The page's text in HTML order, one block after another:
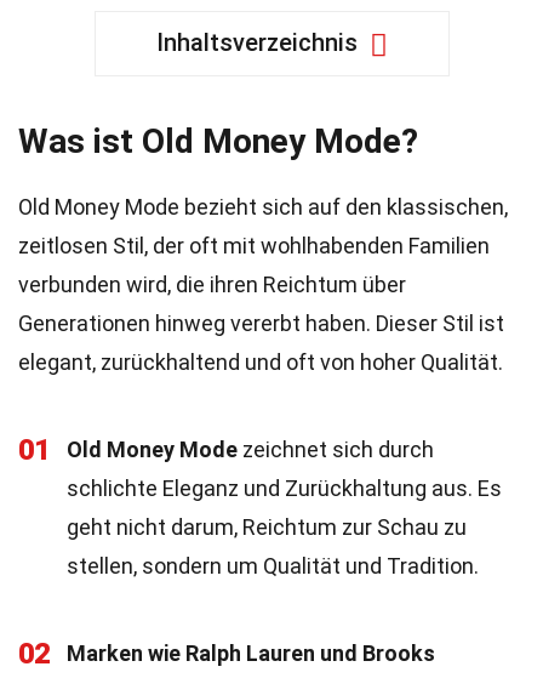
Inhaltsverzeichnis
Was ist Old Money Mode?
Old Money Mode bezieht sich auf den klassischen,
zeitlosen Stil, der oft mit wohlhabenden Familien
verbunden wird, die ihren Reichtum über
Generationen hinweg vererbt haben. Dieser Stil ist
elegant, zurückhaltend und oft von hoher Qualität.
01 Old Money Mode zeichnet sich durch
schlichte Eleganz und Zurückhaltung aus. Es
geht nicht darum, Reichtum zur Schau zu
stellen, sondern um Qualität und Tradition.
02
Marken wie Ralph Lauren und Brooks